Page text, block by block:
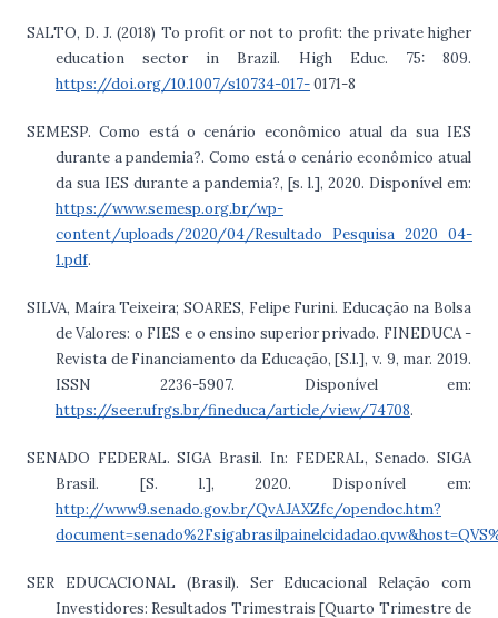
SALTO, D. J. (2018) To profit or not to profit: the private higher
education sector in Brazil. High Educ. 75: 809.
https://doi.org/10.1007/s10734-017-0171-8
SEMESP. Como está o cenário econômico atual da sua IES
durante a pandemia?. Como está o cenário econômico atual
da sua IES durante a pandemia?, [s. l.], 2020. Disponível em:
https://www.semesp.org.br/wp-
content/uploads/2020/04/Resultado_Pesquisa_2020_04-
1.pdf.
SILVA, Maíra Teixeira; SOARES, Felipe Furini. Educação na Bolsa
de Valores: o FIES e o ensino superior privado. FINEDUCA -
Revista de Financiamento da Educação, [S.l.], v. 9, mar. 2019.
ISSN 2236-5907. Disponível em:
https://seer.ufrgs.br/fineduca/article/view/74708.
SENADO FEDERAL. SIGA Brasil. In: FEDERAL, Senado. SIGA
Brasil. [S. l.], 2020. Disponível em:
http://www9.senado.gov.br/QvAJAXZfc/opendoc.htm?
SER EDUCACIONAL (Brasil). Ser Educacional Relação com
Investidores: Resultados Trimestrais [Quarto Trimestre de